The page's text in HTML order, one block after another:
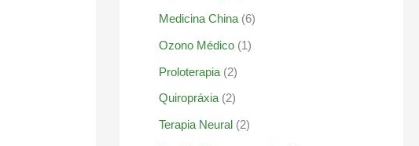
Medicina China(6)
Ozono Médico(1)
Proloterapia(2)
Quiropráxia(2)
Terapia Neural(2)